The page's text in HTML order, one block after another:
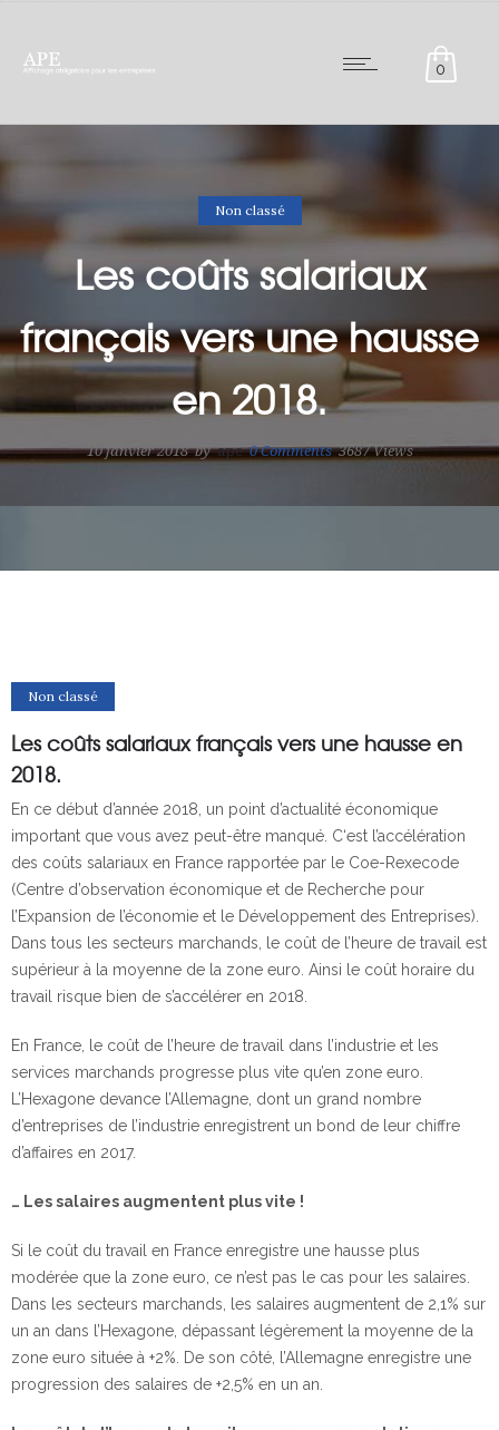
0
Non classé
Les coûts salariaux
français vers une hausse
en 2018.
10 janvier 2018 by ape 0Comments 3687 Views
Non classé
Les coûts salariaux français vers une hausse en
2018.
En ce début d’année 2018, un point d’actualité économique
important que vous avez peut-être manqué. C‘est l’accélération
des coûts salariaux en France rapportée par le Coe-Rexecode
(Centre d’observation économique et de Recherche pour
l’Expansion de l’économie et le Développement des Entreprises).
Dans tous les secteurs marchands, le coût de l’heure de travail est
supérieur à la moyenne de la zone euro. Ainsi le coût horaire du
travail risque bien de s’accélérer en 2018.
En France, le coût de l’heure de travail dans l’industrie et les
services marchands progresse plus vite qu’en zone euro.
L’Hexagone devance l’Allemagne, dont un grand nombre
d’entreprises de l’industrie enregistrent un bond de leur chiffre
d’affaires en 2017.
… Les salaires augmentent plus vite !
Si le coût du travail en France enregistre une hausse plus
modérée que la zone euro, ce n’est pas le cas pour les salaires.
Dans les secteurs marchands, les salaires augmentent de 2,1% sur
un an dans l’Hexagone, dépassant légèrement la moyenne de la
zone euro située à +2%. De son côté, l’Allemagne enregistre une
progression des salaires de +2,5% en un an.